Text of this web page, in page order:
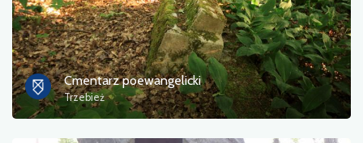
Cmentarz poewangelicki
Trzebież